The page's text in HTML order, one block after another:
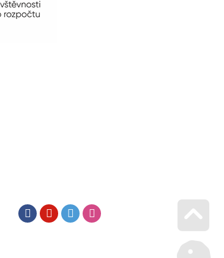
FacebookYoutubeTwitter
Go